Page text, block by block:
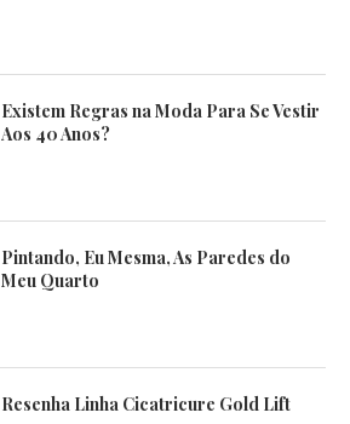
Existem Regras na Moda Para Se Vestir
Aos 40 Anos?
Pintando, Eu Mesma, As Paredes do
Meu Quarto
Resenha Linha Cicatricure Gold Lift